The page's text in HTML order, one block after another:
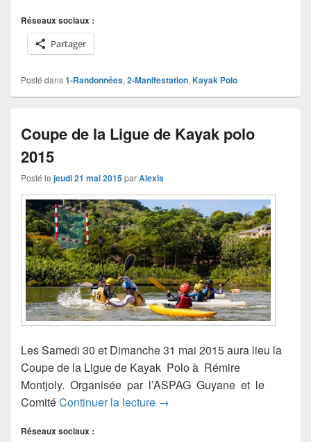
Réseaux sociaux :
Partager
Posté dans1-Randonnées, 2-Manifestation, Kayak Polo
Coupe de la Ligue de Kayak polo
2015
Posté le jeudi 21 mai 2015parAlexis
Les Samedi 30 et Dimanche 31 mai 2015 aura lieu la
Coupe de la Ligue de Kayak Polo à Rémire
Montjoly. Organisée par l’ASPAG Guyane et le
ComitéContinuer la lecture Coupe de la Ligue de Kayak
→
Réseaux sociaux :